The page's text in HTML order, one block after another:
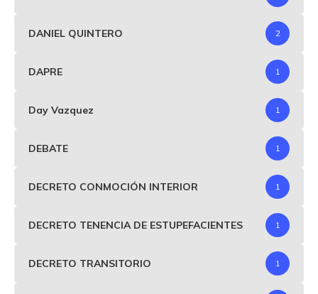
DANIEL QUINTERO 2
DAPRE 1
Day Vazquez 1
DEBATE 1
DECRETO CONMOCIÓN INTERIOR 1
DECRETO TENENCIA DE ESTUPEFACIENTES 1
DECRETO TRANSITORIO 1